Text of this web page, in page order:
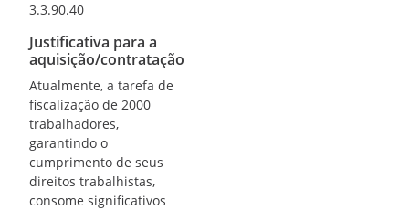
3.3.90.40
Justificativa para a
aquisição/contratação
Atualmente, a tarefa de
fiscalização de 2000
trabalhadores,
garantindo o
cumprimento de seus
direitos trabalhistas,
consome significativos